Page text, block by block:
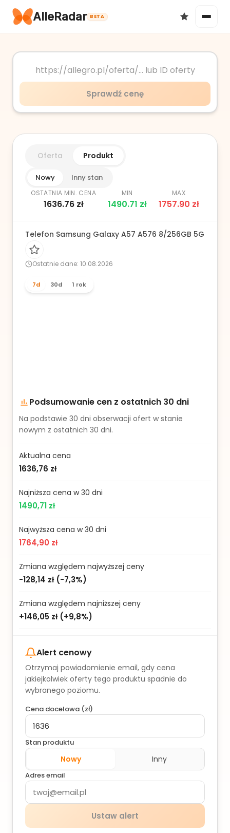
AlleRadar BETA
Okazje
Sprawdź cenę
Oferta Produkt
Nowy Inny stan
OSTATNIA MIN. CENA
1636.76 zł
MIN
1490.71 zł
MAX
1757.90 zł
Telefon Samsung Galaxy A57 A576 8/256GB 5G Dual
Ostatnie dane: 10.08.2026
7d 30d 1 rok
Podsumowanie cen z ostatnich 30 dni
Na podstawie 30 dni obserwacji ofert w stanie
nowym z ostatnich 30 dni.
Aktualna cena
1636,76 zł
Najniższa cena w 30 dni
1490,71 zł
Najwyższa cena w 30 dni
1764,90 zł
Zmiana względem najwyższej ceny
-128,14 zł(-7,3%)
Zmiana względem najniższej ceny
+146,05 zł(+9,8%)
Alert cenowy
Otrzymaj powiadomienie email, gdy cena
jakiejkolwiek oferty tego produktu spadnie do
wybranego poziomu.
Cena docelowa (zł)
Stan produktu
Nowy Inny
Adres email
Ustaw alert